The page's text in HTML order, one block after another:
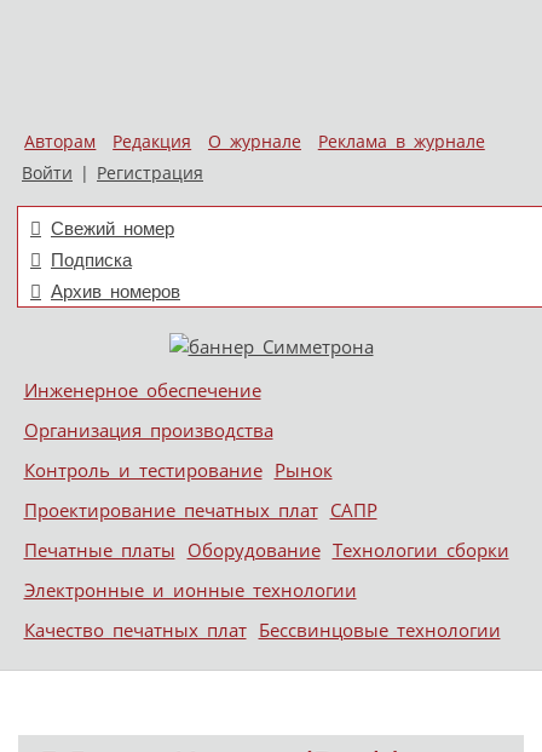
Авторам Редакция О журнале
Реклама в журнале
Войти | Регистрация
Свежий номер
Подписка
Архив номеров
Меню
Skip to content
Инженерное обеспечение
Организация производства
Контроль и тестирование Рынок
Проектирование печатных плат САПР
Печатные платы Оборудование Технологии сборки
Электронные и ионные технологии
Качество печатных плат Бессвинцовые технологии